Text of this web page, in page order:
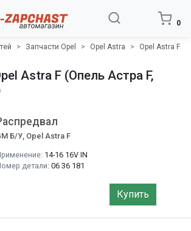
0
Запчасти Opel Opel Astra
Opel Astra F
Astra F (Опель Астра F,
Б/У, Opel Astra F
14-16 16V IN
детали: 06 36 181
Купить